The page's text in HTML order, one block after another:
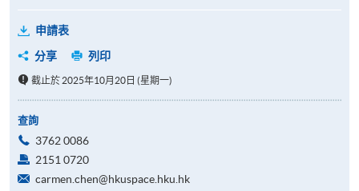
申請表
分享
列印
截止於 2025年10月20日 (星期一)
查詢
3762 0086
2151 0720
carmen.chen@hkuspace.hku.hk